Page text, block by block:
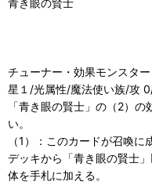
青き眼の賢士
チューナー・効果モンスター
星１/光属性/魔法使い族/攻
「青き眼の賢士」の（2）
い。
（1）：このカードが召喚に
デッキから「青き眼の賢士
体を手札に加える。